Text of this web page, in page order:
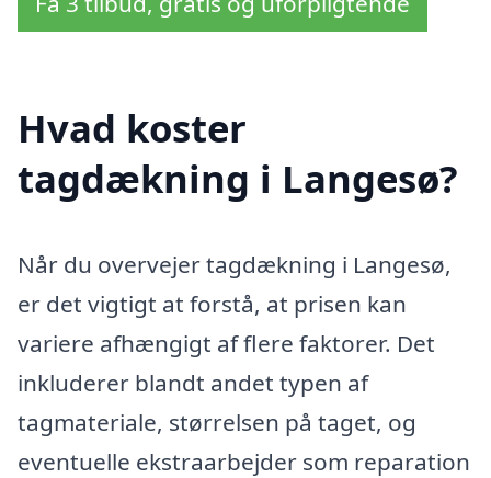
Hvad koster
tagdækning i Langesø?
Når du overvejer tagdækning i Langesø,
er det vigtigt at forstå, at prisen kan
variere afhængigt af flere faktorer. Det
inkluderer blandt andet typen af
tagmateriale, størrelsen på taget, og
eventuelle ekstraarbejder som reparation